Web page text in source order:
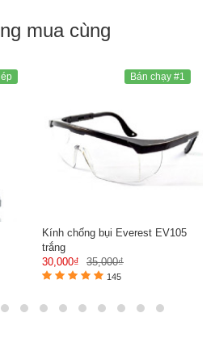
mua cùng
Bán chạy #1
Kính chống bụi Everest EV105
trắng
30,000₫
35,000₫
145